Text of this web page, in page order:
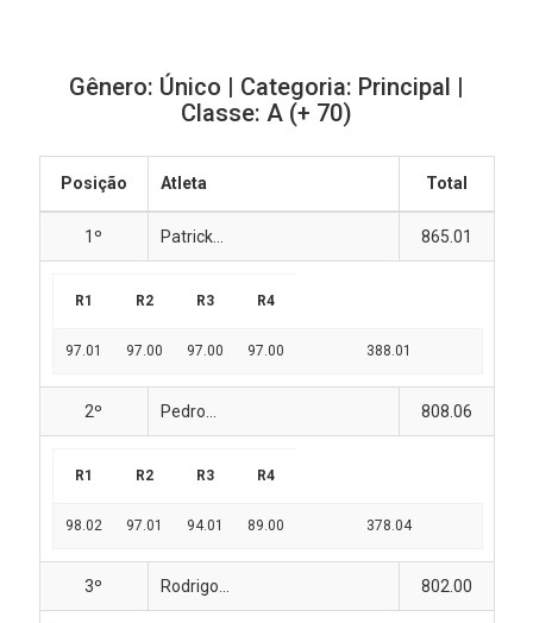
Gênero: Único | Categoria: Principal |
Classe: A (+ 70)
Posição Atleta Total
1º Patrick... 865.01
R1 R2 R3 R4
97.01 97.00 97.00 97.00 388.01
2º Pedro... 808.06
R1 R2 R3 R4
98.02 97.01 94.01 89.00 378.04
3º Rodrigo... 802.00